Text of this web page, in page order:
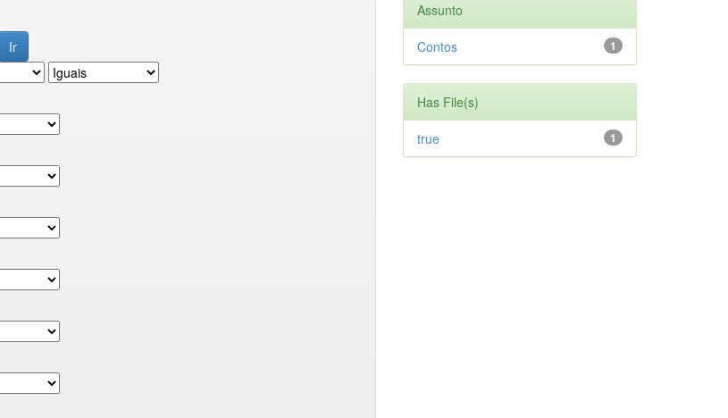
Assunto
1
Contos
Has File(s)
1
true